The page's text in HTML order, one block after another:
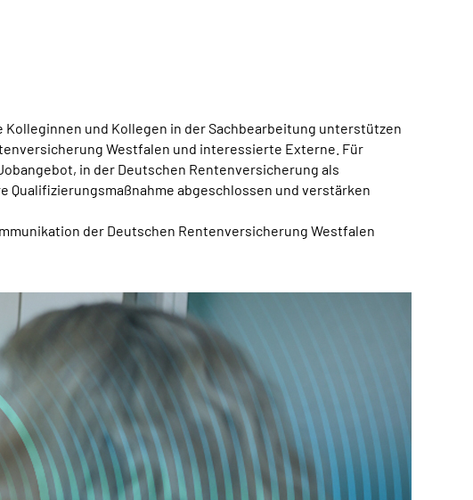
und Kollegen in der Sachbearbeitung unterstützen
Westfalen und interessierte Externe. Für
in der Deutschen Rentenversicherung als
Qualifizierungsmaßnahme abgeschlossen und verstärken
der Deutschen Rentenversicherung Westfalen